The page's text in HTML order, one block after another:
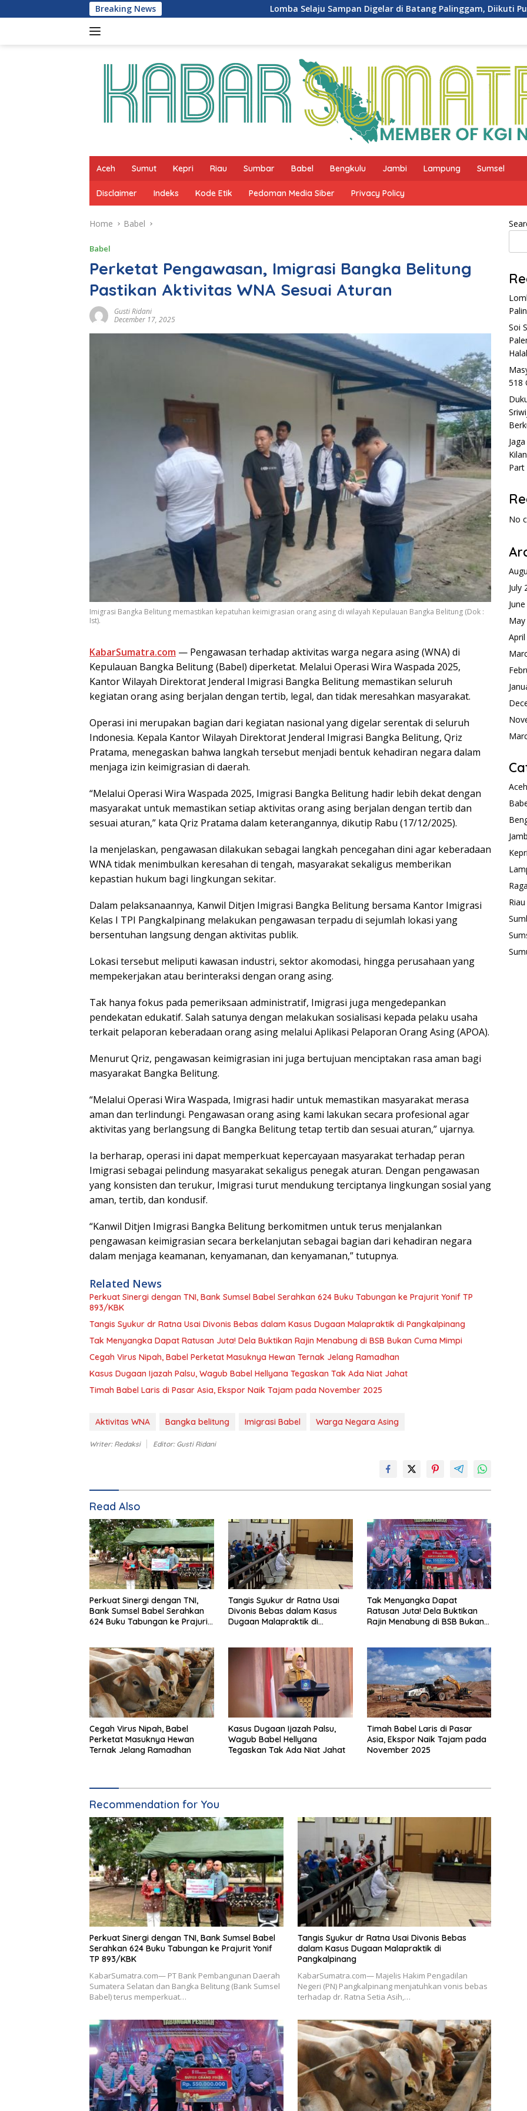
to
Breaking News Lomba Selaju Sampan Digelar di Batang Palinggam, Diikuti Puluhan Tim
Aceh Sumut Kepri Riau Sumbar Babel Bengkulu Jambi Lampung Sumsel
Disclaimer Indeks Kode Etik Pedoman Media Siber Privacy Policy
Home Babel
Babel
Perketat Pengawasan, Imigrasi Bangka Belitung
Pastikan Aktivitas WNA Sesuai Aturan
Gusti Ridani
December 17, 2025
Imigrasi Bangka Belitung memastikan kepatuhan keimigrasian orang asing di wilayah Kepulauan Bangka Belitung (Dok :
Ist).
KabarSumatra.com — Pengawasan terhadap aktivitas warga negara asing (WNA) di
Kepulauan Bangka Belitung (Babel) diperketat. Melalui Operasi Wira Waspada 2025,
Kantor Wilayah Direktorat Jenderal Imigrasi Bangka Belitung memastikan seluruh
kegiatan orang asing berjalan dengan tertib, legal, dan tidak meresahkan masyarakat.
Operasi ini merupakan bagian dari kegiatan nasional yang digelar serentak di seluruh
Indonesia. Kepala Kantor Wilayah Direktorat Jenderal Imigrasi Bangka Belitung, Qriz
Pratama, menegaskan bahwa langkah tersebut menjadi bentuk kehadiran negara dalam
menjaga izin keimigrasian di daerah.
“Melalui Operasi Wira Waspada 2025, Imigrasi Bangka Belitung hadir lebih dekat dengan
masyarakat untuk memastikan setiap aktivitas orang asing berjalan dengan tertib dan
sesuai aturan,” kata Qriz Pratama dalam keterangannya, dikutip Rabu (17/12/2025).
Ia menjelaskan, pengawasan dilakukan sebagai langkah pencegahan dini agar keberadaan
WNA tidak menimbulkan keresahan di tengah, masyarakat sekaligus memberikan
kepastian hukum bagi lingkungan sekitar.
Dalam pelaksanaannya, Kanwil Ditjen Imigrasi Bangka Belitung bersama Kantor Imigrasi
Kelas I TPI Pangkalpinang melakukan pengawasan terpadu di sejumlah lokasi yang
bersentuhan langsung dengan aktivitas publik.
Lokasi tersebut meliputi kawasan industri, sektor akomodasi, hingga perusahaan yang
mempekerjakan atau berinteraksi dengan orang asing.
Tak hanya fokus pada pemeriksaan administratif, Imigrasi juga mengedepankan
pendekatan edukatif. Salah satunya dengan melakukan sosialisasi kepada pelaku usaha
terkait pelaporan keberadaan orang asing melalui Aplikasi Pelaporan Orang Asing (APOA).
Menurut Qriz, pengawasan keimigrasian ini juga bertujuan menciptakan rasa aman bagi
masyarakat Bangka Belitung.
“Melalui Operasi Wira Waspada, Imigrasi hadir untuk memastikan masyarakat merasa
aman dan terlindungi. Pengawasan orang asing kami lakukan secara profesional agar
aktivitas yang berlangsung di Bangka Belitung tetap tertib dan sesuai aturan,” ujarnya.
Ia berharap, operasi ini dapat memperkuat kepercayaan masyarakat terhadap peran
Imigrasi sebagai pelindung masyarakat sekaligus penegak aturan. Dengan pengawasan
yang konsisten dan terukur, Imigrasi turut mendukung terciptanya lingkungan sosial yang
aman, tertib, dan kondusif.
“Kanwil Ditjen Imigrasi Bangka Belitung berkomitmen untuk terus menjalankan
pengawasan keimigrasian secara berkelanjutan sebagai bagian dari kehadiran negara
dalam menjaga keamanan, kenyamanan, dan kenyamanan,” tutupnya.
Related News
Perkuat Sinergi dengan TNI, Bank Sumsel Babel Serahkan 624 Buku Tabungan ke Prajurit Yonif TP
893/KBK
Tangis Syukur dr Ratna Usai Divonis Bebas dalam Kasus Dugaan Malapraktik di Pangkalpinang
Tak Menyangka Dapat Ratusan Juta! Dela Buktikan Rajin Menabung di BSB Bukan Cuma Mimpi
Cegah Virus Nipah, Babel Perketat Masuknya Hewan Ternak Jelang Ramadhan
Kasus Dugaan Ijazah Palsu, Wagub Babel Hellyana Tegaskan Tak Ada Niat Jahat
Timah Babel Laris di Pasar Asia, Ekspor Naik Tajam pada November 2025
Aktivitas WNA Bangka belitung Imigrasi Babel Warga Negara Asing
Writer: Redaksi Editor: Gusti Ridani
Read Also
Perkuat Sinergi dengan TNI,
Bank Sumsel Babel Serahkan
624 Buku Tabungan ke Prajurit
Tangis Syukur dr Ratna Usai
Divonis Bebas dalam Kasus
Dugaan Malapraktik di
Tak Menyangka Dapat
Ratusan Juta! Dela Buktikan
Rajin Menabung di BSB Bukan
Cegah Virus Nipah, Babel
Perketat Masuknya Hewan
Ternak Jelang Ramadhan
Kasus Dugaan Ijazah Palsu,
Wagub Babel Hellyana
Tegaskan Tak Ada Niat Jahat
Timah Babel Laris di Pasar
Asia, Ekspor Naik Tajam pada
November 2025
Recommendation for You
Perkuat Sinergi dengan TNI, Bank Sumsel Babel
Serahkan 624 Buku Tabungan ke Prajurit Yonif
TP 893/KBK
KabarSumatra.com— PT Bank Pembangunan Daerah
Sumatera Selatan dan Bangka Belitung (Bank Sumsel
Babel) terus memperkuat…
Tangis Syukur dr Ratna Usai Divonis Bebas
dalam Kasus Dugaan Malapraktik di
Pangkalpinang
KabarSumatra.com— Majelis Hakim Pengadilan
Negeri (PN) Pangkalpinang menjatuhkan vonis bebas
terhadap dr. Ratna Setia Asih,…
Soi
Halal
518
Part
No
July
Aceh
Kepri
Riau